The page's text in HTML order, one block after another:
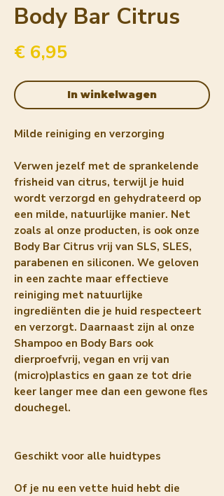
Body Bar Citrus
€ 6,95
In winkelwagen
Milde reiniging en verzorging
Verwen jezelf met de sprankelende
frisheid van citrus, terwijl je huid
wordt verzorgd en gehydrateerd op
een milde, natuurlijke manier. Net
zoals al onze producten, is ook onze
Body Bar Citrus vrij van SLS, SLES,
parabenen en siliconen. We geloven
in een zachte maar effectieve
reiniging met natuurlijke
ingrediënten die je huid respecteert
en verzorgt. Daarnaast zijn al onze
Shampoo en Body Bars ook
dierproefvrij, vegan en vrij van
(micro)plastics en gaan ze tot drie
keer langer mee dan een gewone fles
douchegel.
Geschikt voor alle huidtypes
Of je nu een vette huid hebt die